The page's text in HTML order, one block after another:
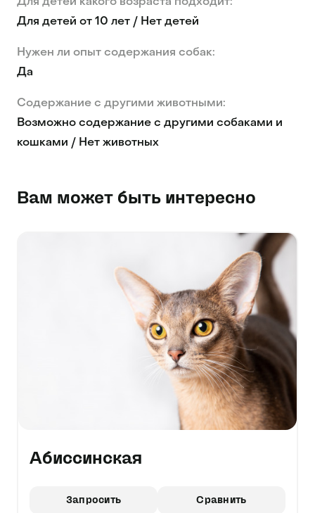
Для детей от 10 лет / Нет детей
Нужен ли опыт содержания собак:
Да
Содержание с другими животными:
Возможно содержание с другими собаками и
кошками / Нет животных
Вам может быть интересно
Абиссинская
Запросить Сравнить